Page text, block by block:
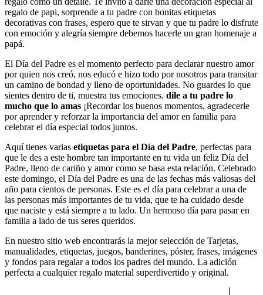
regalo de papi, sorprende a tu padre con bonitas etiquetas
decorativas con frases, espero que te sirvan y que tu padre lo disfrute
con emoción y alegría siempre debemos hacerle un gran homenaje a
papá.
El Día del Padre es el momento perfecto para declarar nuestro amor
por quien nos creó, nos educó e hizo todo por nosotros para transitar
un camino de bondad y lleno de oportunidades. No guardes lo que
sientes dentro de ti, muestra tus emociones. dile a tu padre lo
mucho que lo amas ¡Recordar los buenos momentos, agradecerle
por aprender y reforzar la importancia del amor en familia para
celebrar el día especial todos juntos.
Aquí tienes varias etiquetas para el Día del Padre, perfectas para
que le des a este hombre tan importante en tu vida un feliz Día del
Padre, lleno de cariño y amor como se basa esta relación. Celebrado
este domingo, el Día del Padre es una de las fechas más valiosas del
año para cientos de personas. Este es el día para celebrar a una de
las personas más importantes de tu vida, que te ha cuidado desde
que naciste y está siempre a tu lado. Un hermoso día para pasar en
familia a lado de tus seres queridos.
En nuestro sitio web encontrarás la mejor selección de Tarjetas,
manualidades, etiquetas, juegos, banderines, póster, frases, imágenes
y fondos para regalar a todos los padres del mundo. La adición
perfecta a cualquier regalo material superdivertido y original.